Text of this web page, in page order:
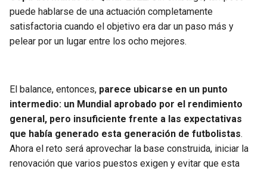
puede hablarse de una actuación completamente
satisfactoria cuando el objetivo era dar un paso más y
pelear por un lugar entre los ocho mejores.
El balance, entonces, parece ubicarse en un punto
intermedio: un Mundial aprobado por el rendimiento
general, pero insuficiente frente a las expectativas
que había generado esta generación de futbolistas.
Ahora el reto será aprovechar la base construida, iniciar la
renovación que varios puestos exigen y evitar que esta